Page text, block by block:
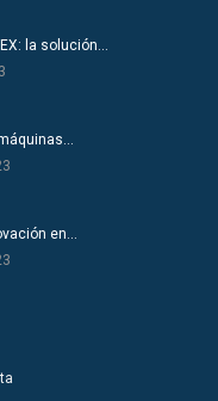
la solución…
en…